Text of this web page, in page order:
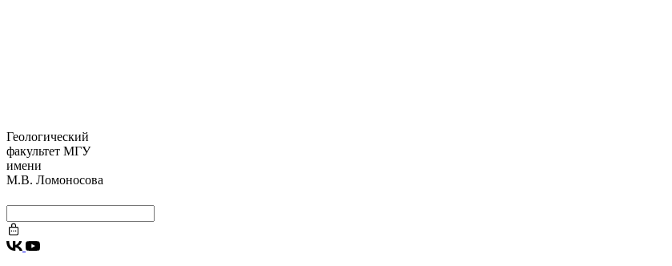
Геологический
факультет МГУ
имени
М.В. Ломоносова